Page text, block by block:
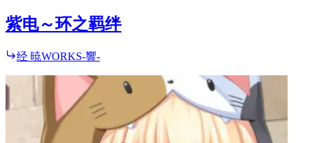
紫电～环之羁绊
经 暁WORKS-響-